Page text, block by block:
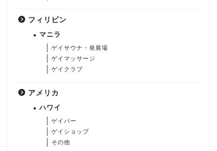
フィリピン
マニラ
ゲイサウナ・発展場
ゲイマッサージ
ゲイクラブ
アメリカ
ハワイ
ゲイバー
ゲイショップ
その他